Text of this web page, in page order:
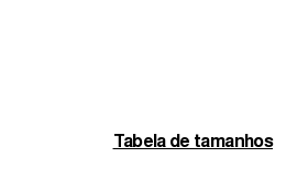
Tabela de tamanhos